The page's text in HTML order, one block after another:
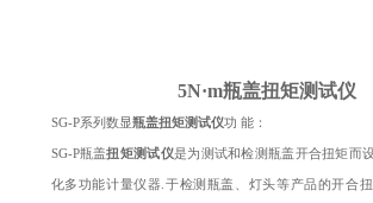
5N·m瓶盖扭矩测试仪
SG-P系列数显瓶盖扭矩测试仪功 能：
SG-P瓶盖扭矩测试仪是为测试和检测瓶盖开合扭矩而
化多功能计量仪器.于检测瓶盖、灯头等产品的开合